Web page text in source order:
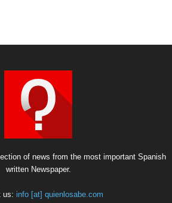
of news from the most important Spanish
written Newspaper.
us: info [at] quienlosabe.com